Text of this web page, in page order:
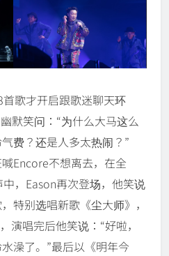
歌才开启跟歌迷聊天环
默笑问：“为什么大马这么
费？还是人多太热闹？”
Encore不想离去，在全
，Eason再次登场，他笑说
特别选唱新歌《尘大师》，
演唱完后他笑说：“好啦，
澡了。”最后以《明年今